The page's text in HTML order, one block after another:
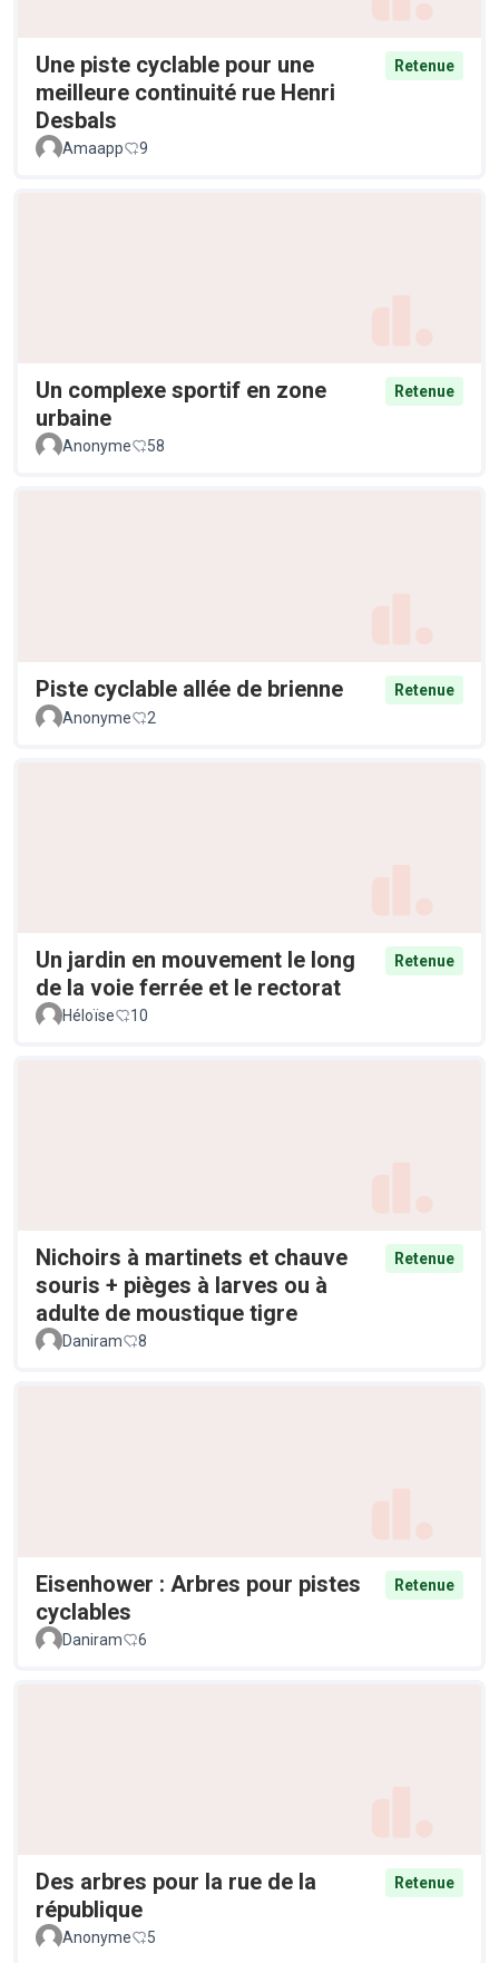
Une piste cyclable pour une
meilleure continuité rue Henri
Desbals
Retenue
Amaapp 9
Un complexe sportif en zone
urbaine
Retenue
Anonyme 58
Piste cyclable allée de brienne
Retenue
Anonyme
2
Un jardin en mouvement le long
de la voie ferrée et le rectorat
Retenue
Héloïse 10
Nichoirs à martinets et chauve
souris + pièges à larves ou à
adulte de moustique tigre
Retenue
Daniram 8
Eisenhower : Arbres pour pistes
cyclables
Retenue
Daniram 6
Des arbres pour la rue de la
république
Retenue
Anonyme 5